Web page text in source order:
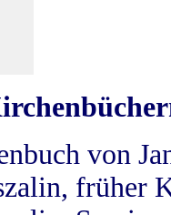
von
früher